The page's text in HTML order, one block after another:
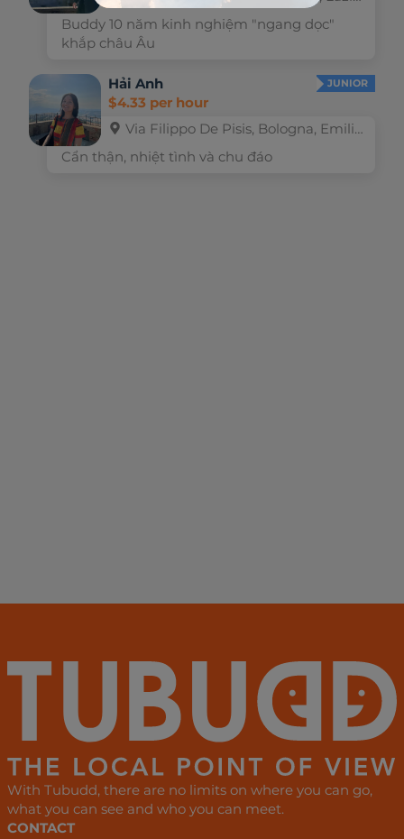
Buddy 10 năm kinh nghiệm "ngang dọc"
khắp châu Âu
Hải Anh JUNIOR
$4.33 per hour
Via Filippo De Pisis, Bologna, Emilia–Romagna, Italy
Cẩn thận, nhiệt tình và chu đáo
With Tubudd, there are no limits on where you can go,
what you can see and who you can meet.
CONTACT